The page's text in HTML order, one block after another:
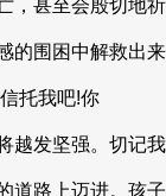
，甚至会殷切地
围困中解救出来
托我吧!你
越发坚强。切记
路上迈进。孩子